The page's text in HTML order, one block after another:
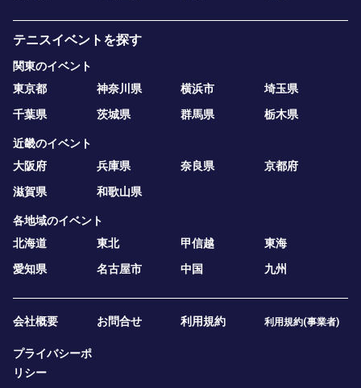
テニスイベントを探す
関東のイベント
東京都
神奈川県 横浜市
埼玉県
千葉県
茨城県 群馬県 栃木県
近畿のイベント
大阪府
兵庫県 奈良県
京都府
滋賀県
和歌山県
各地域のイベント
北海道
東北 甲信越
東海
愛知県
名古屋市 中国 九州
会社概要 お問合せ 利用規約 利用規約(事業者)
プライバシーポ
リシー